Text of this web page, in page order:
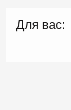
Для вас: